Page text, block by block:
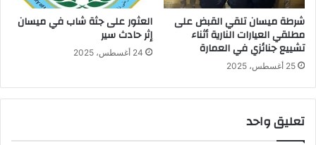
شرطة ميسان تلقي القبض على
مطلقي العيارات النارية أثناء
تشييع جنائزي في العمارة
25 أغسطس، 2025
العثور على جثة شاب في ميسان
إثر حادث سير
24 أغسطس، 2025
تعليق واحد